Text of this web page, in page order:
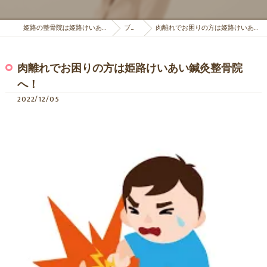
姫路の整骨院は姫路けいあい鍼灸整骨院 ブログ 肉離れでお困りの方は姫路けいあい鍼灸整骨院へ！
肉離れでお困りの方は姫路けいあい鍼灸整骨院
へ！
2022/12/05